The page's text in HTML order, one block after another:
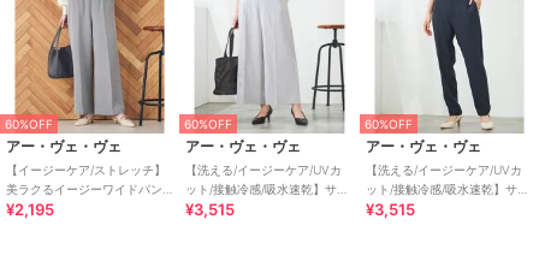
60%OFF
アー・ヴェ・ヴェ
【イージーケア/ストレッチ】
美ラクるイージーワイドパン
ツ
¥2,195
60%OFF
アー・ヴェ・ヴェ
【洗える/イージーケア/UVカ
ット/接触冷感/吸水速乾】サマ
ーストレッチクロップドパン
¥3,515
60%OFF
アー・ヴェ・ヴェ
【洗える/イージーケア/UVカ
ット/接触冷感/吸水速乾】サマ
ーストレッチテーパードパン
¥3,515